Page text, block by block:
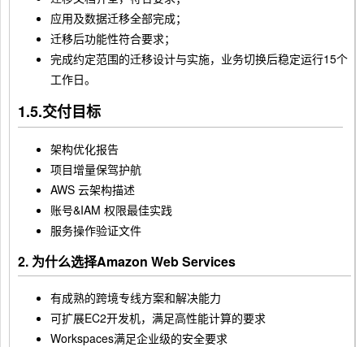
应用及数据迁移全部完成；
迁移后功能性符合要求；
完成约定范围的迁移设计与实施，业务切换后稳定运行15个
工作日。
1.5.交付目标
架构优化报告
项目增量保驾护航
AWS 云架构描述
账号&IAM 权限最佳实践
服务操作验证文件
2. 为什么选择Amazon Web Services
有成熟的跨境专线方案和解决能力
可扩展EC2开发机，满足高性能计算的要求
Workspaces满足企业级的安全要求